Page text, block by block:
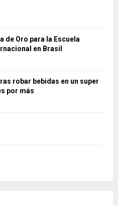
de Oro para la Escuela
en Brasil
robar bebidas en un super
por más